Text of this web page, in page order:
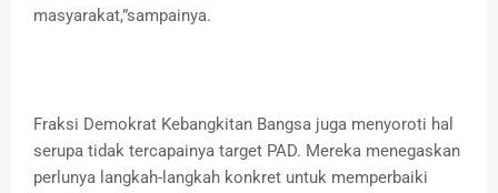
masyarakat,”sampainya.
Fraksi Demokrat Kebangkitan Bangsa juga menyoroti hal
serupa tidak tercapainya target PAD. Mereka menegaskan
perlunya langkah-langkah konkret untuk memperbaiki